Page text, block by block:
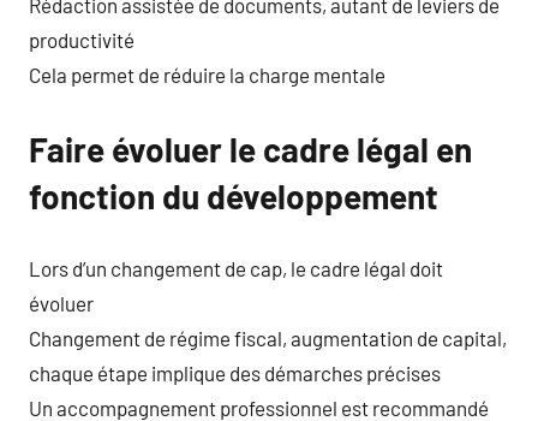
Rédaction assistée de documents, autant de leviers de
productivité
Cela permet de réduire la charge mentale
Faire évoluer le cadre légal en
fonction du développement
Lors d’un changement de cap, le cadre légal doit
évoluer
Changement de régime fiscal, augmentation de capital,
chaque étape implique des démarches précises
Un accompagnement professionnel est recommandé